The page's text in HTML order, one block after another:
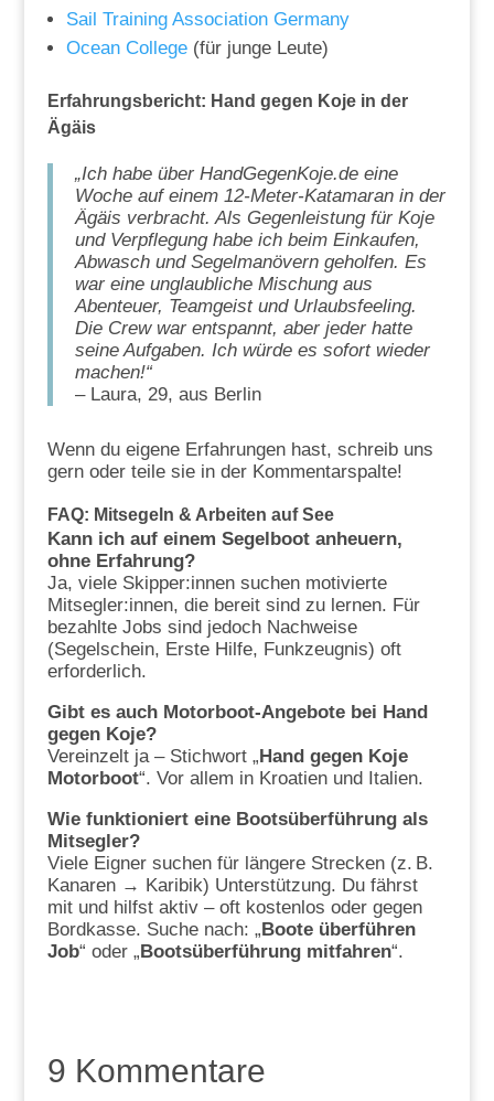
Sail Training Association Germany
Ocean College(für junge Leute)
Erfahrungsbericht: Hand gegen Koje in der
Ägäis
„Ich habe über HandGegenKoje.de eine
Woche auf einem 12-Meter-Katamaran in der
Ägäis verbracht. Als Gegenleistung für Koje
und Verpflegung habe ich beim Einkaufen,
Abwasch und Segelmanövern geholfen. Es
war eine unglaubliche Mischung aus
Abenteuer, Teamgeist und Urlaubsfeeling.
Die Crew war entspannt, aber jeder hatte
seine Aufgaben. Ich würde es sofort wieder
machen!“
– Laura, 29, aus Berlin
Wenn du eigene Erfahrungen hast, schreib uns
gern oder teile sie in der Kommentarspalte!
FAQ: Mitsegeln & Arbeiten auf See
Kann ich auf einem Segelboot anheuern,
ohne Erfahrung?
Ja, viele Skipper:innen suchen motivierte
Mitsegler:innen, die bereit sind zu lernen. Für
bezahlte Jobs sind jedoch Nachweise
(Segelschein, Erste Hilfe, Funkzeugnis) oft
erforderlich.
Gibt es auch Motorboot-Angebote bei Hand
gegen Koje?
Vereinzelt ja – Stichwort „Hand gegen Koje
Motorboot“. Vor allem in Kroatien und Italien.
Wie funktioniert eine Bootsüberführung als
Mitsegler?
Viele Eigner suchen für längere Strecken (z. B.
Kanaren → Karibik) Unterstützung. Du fährst
mit und hilfst aktiv – oft kostenlos oder gegen
Bordkasse. Suche nach: „Boote überführen
Job“ oder „Bootsüberführung mitfahren“.
9 Kommentare